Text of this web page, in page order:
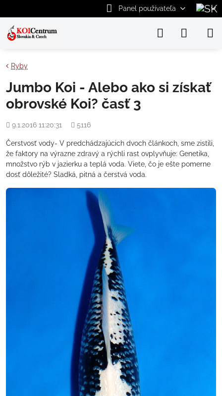
Panel používateľa
Ryby
Jumbo Koi - Alebo ako si získať
obrovské Koi? časť 3
Pridané
9.1.2016 11:20:31
Počet
5116
Čerstvosť vody- V predchádzajúcich dvoch článkoch, sme zistili,
že faktory na výrazne zdravý a rýchli rast ovplyvňuje: Genetika,
množstvo rýb v jazierku a teplá voda. Viete, čo je ešte pomerne
dosť dôležité? Sladká, pitná a čerstvá voda.